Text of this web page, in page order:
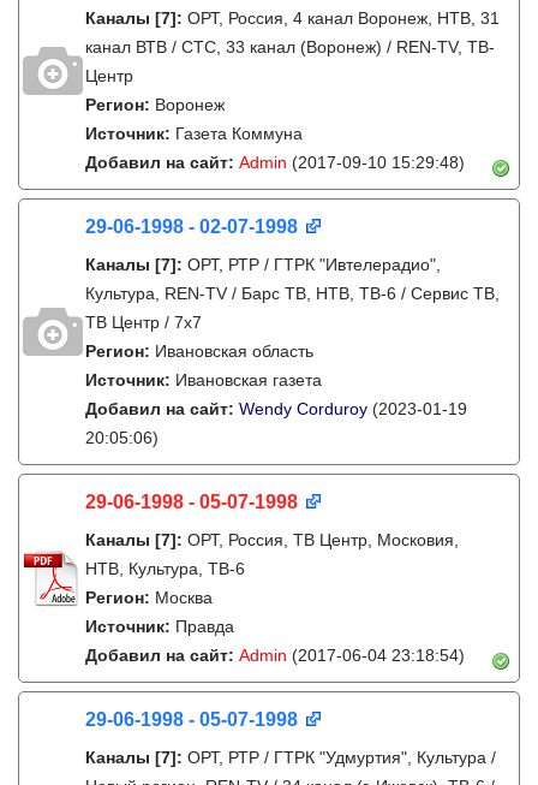
Каналы [7]: ОРТ, Россия, 4 канал Воронеж, НТВ, 31
канал ВТВ / СТС, 33 канал (Воронеж) / REN-TV, ТВ-
Центр
Регион: Воронеж
Источник: Газета Коммуна
Добавил на сайт: Admin (2017-09-10 15:29:48)
29-06-1998 - 02-07-1998
Каналы [7]: ОРТ, РТР / ГТРК "Ивтелерадио",
Культура, REN-TV / Барс ТВ, НТВ, ТВ-6 / Сервис ТВ,
ТВ Центр / 7х7
Регион: Ивановская область
Источник: Ивановская газета
Добавил на сайт: Wendy Corduroy (2023-01-19
20:05:06)
29-06-1998 - 05-07-1998
Каналы [7]: ОРТ, Россия, ТВ Центр, Московия,
НТВ, Культура, ТВ-6
Регион: Москва
Источник: Правда
Добавил на сайт: Admin (2017-06-04 23:18:54)
29-06-1998 - 05-07-1998
Каналы [7]: ОРТ, РТР / ГТРК "Удмуртия", Культура /